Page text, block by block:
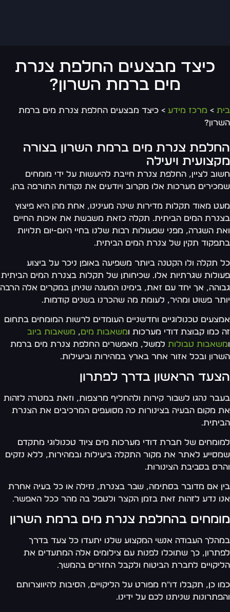
כיצד מבצעים החלפת צנרת
מים ברמת השרון?
> מרכז מידע> כיצד מבצעים החלפת צנרת מים ברמת
צנרת מים ברמת השרון בצורה
ויעילה
לציין, החלפת צנרת חייבת להיעשות על ידי מומחים
מערכות אלו מקרוב ויודעים את נקודות התורפה בהן.
מאוד תקלות מדירות שינה מעינינו, אחת מהן היא פיצוץ
המים הביתית. תקלה כזאת משבשת את איכות החיים
השגרה, מפני שפעולות רבות שלנו בחיי היום-יום תלויות
תקין של צנרת המים הביתית.
תקלה ולו הקטנה ביותר משפיעה באופן ניכר על ביצוע
שגרתיות אלו. שכיחותן של תקלות בצנרת המים הביתית
אך יחד עם זאת, בימינו המענה שניתן במקרים אלה הרבה
פשוט ומהיר, לעומת מה שהכרנו בשנים קודמות.
טכנולוגיים וחדשניים העומדים לרשות המומחים בתחום
כמו קבוצת דודי מערכות ומשאבות מים,משאבות ביוב
טבולותלמשל, מאפשרים החלפת צנרת מים ברמת
ובכל אזור אחר בארץ במהירות וביעילות.
הראשון בדרך לפתרון
נהגו לשבור קירות ולהחליף מרצפות, וזאת במטרה לזהות
מקום הבעיה בצינורות כה מסועפים המרכיבים את הצנרת
של חברת דודי מערכות מים ציוד טכנולוגי מתקדם
לאתר את מקור התקלה ביעילות ובמהירות, ללא נזקים
בסביבת הצינורות.
אם מדובר בסתימה, שבר בצנרת, נזילה או כל בעיה אחרת
נדע לזהות זאת בזמן הקצר ולטפל בה מהר ככל האפשר.
בהחלפת צנרת מים ברמת השרון
העבודה אנשי המקצוע שלנו יתעדו כל צעד בדרך
כך שתוכלו לפנות עם צילומים אלה המתעדים את
לחברת הביטוח ולקבל החזרים בהמשך.
כן, תקבלו דו"ח מפורט על הליקויים, הסיבות להיווצרותם
שניתנו לכם על ידינו.